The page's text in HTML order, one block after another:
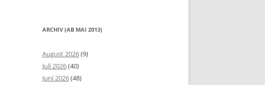
ARCHIV (AB MAI 2013)
August 2026(9)
Juli 2026(40)
Juni 2026(48)